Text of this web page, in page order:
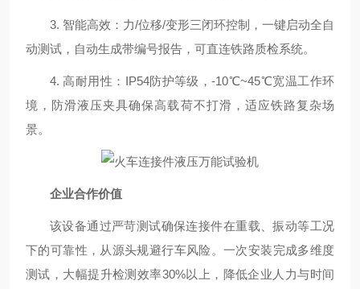
3. 智能高效：力/位移/变形三闭环控制，一键启动全自
动测试，自动生成带编号报告，可直连铁路质检系统。
4. 高耐用性：IP54防护等级，-10℃~45℃宽温工作环
境，防滑液压夹具确保高载荷不打滑，适应铁路复杂场
景。
企业合作价值
该设备通过严苛测试确保连接件在重载、振动等工况
下的可靠性，从源头规避行车风险。一次安装完成多维度
测试，大幅提升检测效率30%以上，降低企业人力与时间